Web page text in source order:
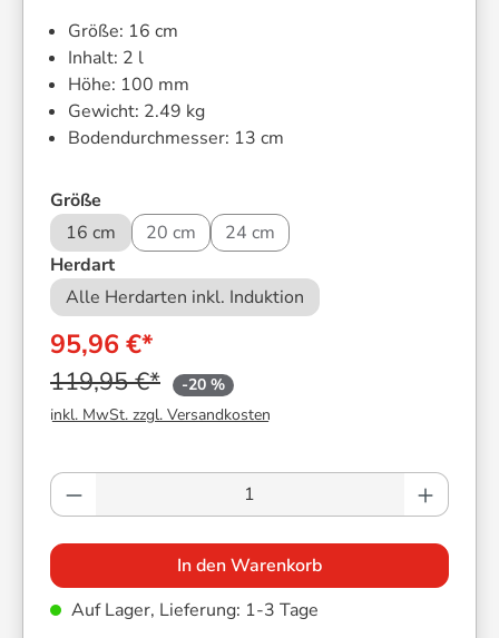
Größe: 16 cm
Inhalt: 2 l
Höhe: 100 mm
Gewicht: 2.49 kg
Bodendurchmesser: 13 cm
Größe
16 cm
20 cm
24 cm
Herdartauswählen
Alle Herdarten inkl. Induktion
95,96 €*
119,95 €*
-20 %
inkl. MwSt. zzgl. Versandkosten
Produkt Anzahl: Gib den gewünschten
In den Warenkorb
Auf Lager, Lieferung: 1-3 Tage